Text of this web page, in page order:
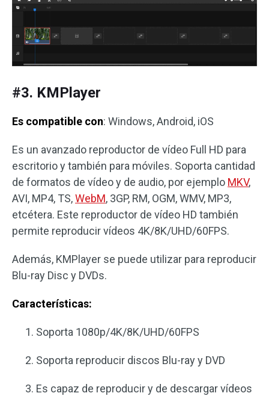
#3. KMPlayer
Es compatible con: Windows, Android, iOS
Es un avanzado reproductor de vídeo Full HD para
escritorio y también para móviles. Soporta cantidad
de formatos de vídeo y de audio, por ejemplo MKV,
AVI, MP4, TS,WebM, 3GP, RM, OGM, WMV, MP3,
etcétera. Este reproductor de vídeo HD también
permite reproducir vídeos 4K/8K/UHD/60FPS.
Además, KMPlayer se puede utilizar para reproducir
Blu-ray Disc y DVDs.
Características:
Soporta 1080p/4K/8K/UHD/60FPS
Soporta reproducir discos Blu-ray y DVD
Es capaz de reproducir y de descargar vídeos